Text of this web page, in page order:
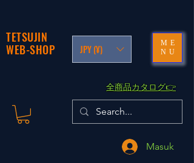
TETSUJIN
WEB-SHOP
JPY (¥)
ME
NU
​全商品カタログ👉
Masuk